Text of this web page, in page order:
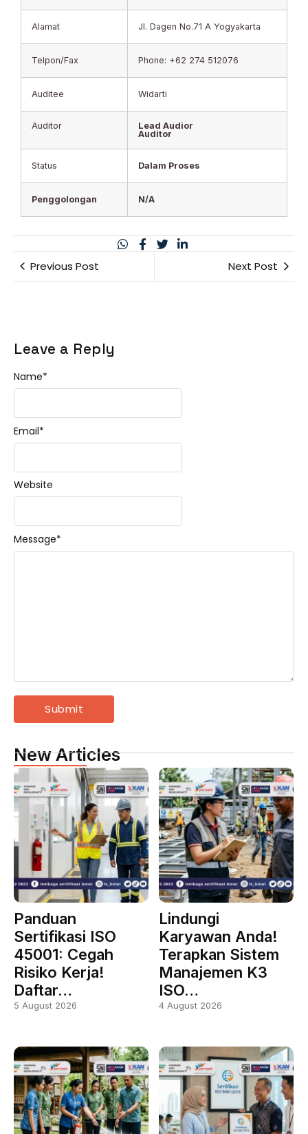
Alamat Jl. Dagen No.71 A Yogyakarta
Telpon/Fax Phone: +62 274 512076
Auditee Widarti
Auditor
Lead Audior
Auditor
Status Dalam Proses
Penggolongan N/A
Previous Post Next Post
Leave a Reply
Message*
Name*
Email*
Website
New Articles
Panduan
Sertifikasi ISO
45001: Cegah
Risiko Kerja!
Daftar…
5 August 2026
Lindungi
Karyawan Anda!
Terapkan Sistem
Manajemen K3
ISO…
4 August 2026